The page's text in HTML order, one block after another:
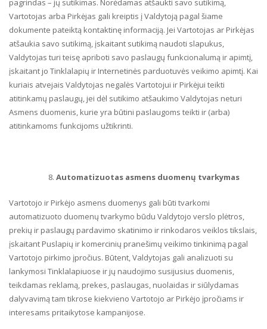
pagrindas – jų sutikimas. Norėdamas atšaukti savo sutikimą,
Vartotojas arba Pirkėjas gali kreiptis į Valdytoją pagal šiame
dokumente pateiktą kontaktinę informaciją. Jei Vartotojas ar Pirkėjas
atšaukia savo sutikimą, įskaitant sutikimą naudoti slapukus,
Valdytojas turi teisę apriboti savo paslaugų funkcionalumą ir apimtį,
įskaitant jo Tinklalapių ir Internetinės parduotuvės veikimo apimtį. Kai
kuriais atvejais Valdytojas negalės Vartotojui ir Pirkėjui teikti
atitinkamų paslaugų, jei dėl sutikimo atšaukimo Valdytojas neturi
Asmens duomenis, kurie yra būtini paslaugoms teikti ir (arba)
atitinkamoms funkcijoms užtikrinti.
Automatizuotas asmens duomenų tvarkymas
Vartotojo ir Pirkėjo asmens duomenys gali būti tvarkomi
automatizuoto duomenų tvarkymo būdu Valdytojo verslo plėtros,
prekių ir paslaugų pardavimo skatinimo ir rinkodaros veiklos tikslais,
įskaitant Puslapių ir komercinių pranešimų veikimo tinkinimą pagal
Vartotojo pirkimo įpročius. Būtent, Valdytojas gali analizuoti su
lankymosi Tinklalapiuose ir jų naudojimo susijusius duomenis,
teikdamas reklamą, prekes, paslaugas, nuolaidas ir siūlydamas
dalyvavimą tam tikrose kiekvieno Vartotojo ar Pirkėjo įpročiams ir
interesams pritaikytose kampanijose.